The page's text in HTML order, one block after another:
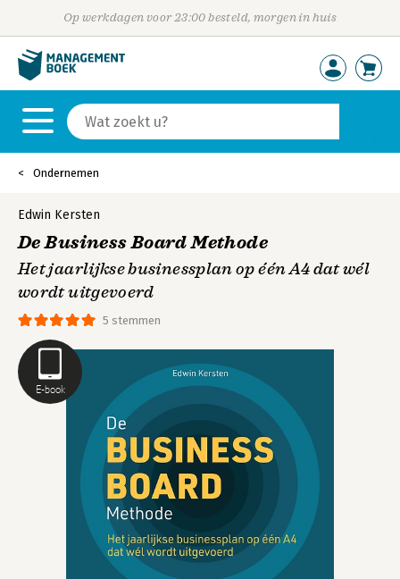
Op werkdagen voor 23:00 besteld, morgen in huis
Ondernemen
E-book
5 stemmen
Edwin Kersten
De Business Board Methode
Het jaarlijkse businessplan op één A4 dat wél
wordt uitgevoerd